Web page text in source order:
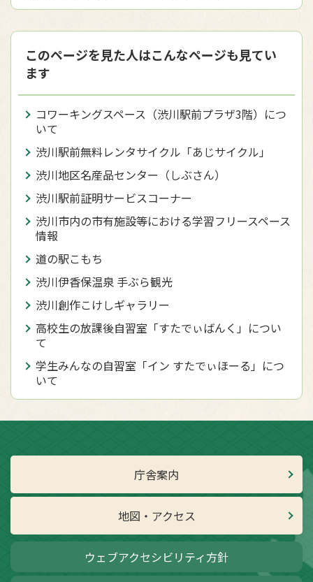
このページを見た人はこんなページも見てい
ます
コワーキングスペース（渋川駅前プラザ3階）につ
いて
渋川駅前無料レンタサイクル「あじサイクル」
渋川地区名産品センター（しぶさん）
渋川駅前証明サービスコーナー
渋川市内の市有施設等における学習フリースペース
情報
道の駅こもち
渋川伊香保温泉 手ぶら観光
渋川創作こけしギャラリー
高校生の放課後自習室「すたでぃばんく」につい
て
学生みんなの自習室「イン すたでぃほーる」につ
いて
庁舎案内
地図・アクセス
ウェブアクセシビリティ方針